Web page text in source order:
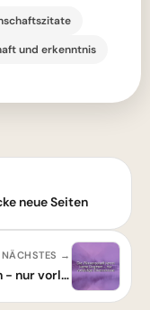
und erkenntnis
neue Seiten
NÄCHSTES →
Die Wissenschaft kennt keine Dogmen - nur vorläufige Erkenntnisse